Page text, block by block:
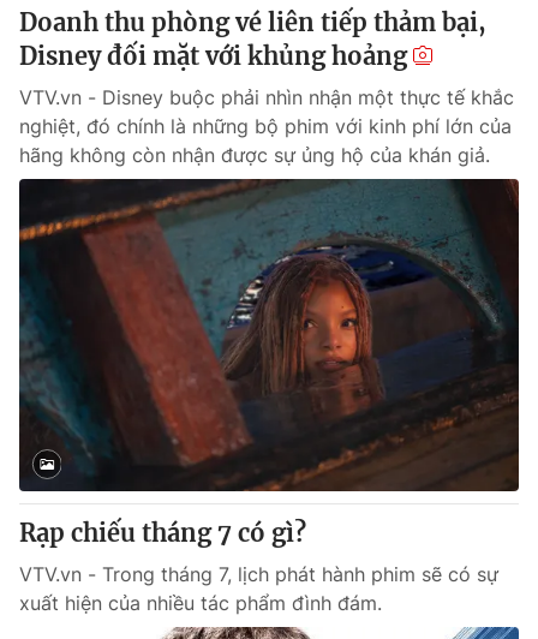
Doanh thu phòng vé liên tiếp thảm bại,
Disney đối mặt với khủng hoảng
VTV.vn - Disney buộc phải nhìn nhận một thực tế khắc
nghiệt, đó chính là những bộ phim với kinh phí lớn của
hãng không còn nhận được sự ủng hộ của khán giả.
Rạp chiếu tháng 7 có gì?
VTV.vn - Trong tháng 7, lịch phát hành phim sẽ có sự
xuất hiện của nhiều tác phẩm đình đám.